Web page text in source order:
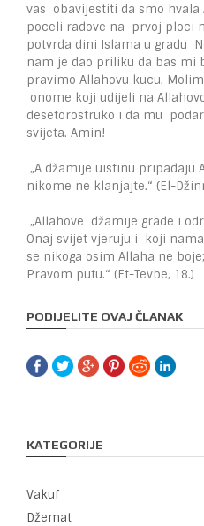
vas obavijestiti da smo hvala
poceli radove na prvoj ploci
potvrda dini Islama u gradu
nam je dao priliku da bas mi
pravimo Allahovu kucu.
onome koji udijeli na
desetorostruko i da mu
svijeta. Amin!
„A džamije uistinu pripadaju
nikome ne klanjajte.“ (El-
„Allahove džamije grade i
Onaj svijet vjeruju i koji
se nikoga osim Allaha ne
Pravom putu.“ (Et-Tevbe, 18.)
PODIJELITE OVAJ ČLANAK
KATEGORIJE
Vakuf
Džemat